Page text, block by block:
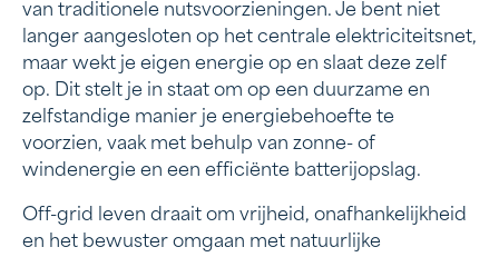
Een off-grid energiesysteem installeren
Off-grid wonen in Nederland
Zelf off-grid gaan wonen met energieopslag van
van traditionele nutsvoorzieningen. Je bent niet
langer aangesloten op het centrale elektriciteitsnet,
maar wekt je eigen energie op en slaat deze zelf
op. Dit stelt je in staat om op een duurzame en
zelfstandige manier je energiebehoefte te
voorzien, vaak met behulp van zonne- of
windenergie en een efficiënte batterijopslag.
Off-grid leven draait om vrijheid, onafhankelijkheid
en het bewuster omgaan met natuurlijke